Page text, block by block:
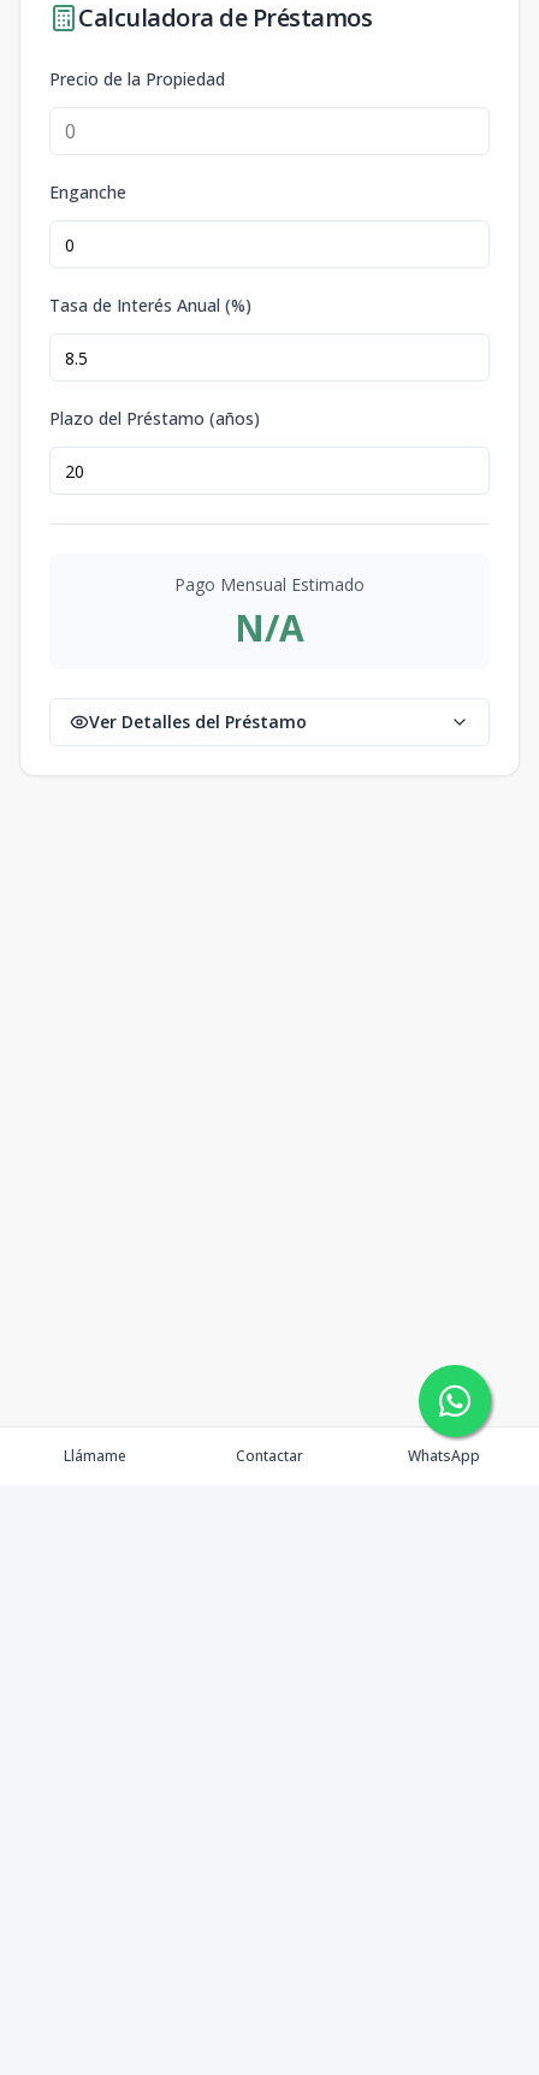
Calculadora de Préstamos
Precio de la Propiedad
Enganche
Tasa de Interés Anual (%)
Plazo del Préstamo (años)
Pago Mensual Estimado
N/A
Ver Detalles del Préstamo
Llámame Contactar WhatsApp